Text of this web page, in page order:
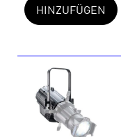
HINZUFÜGEN